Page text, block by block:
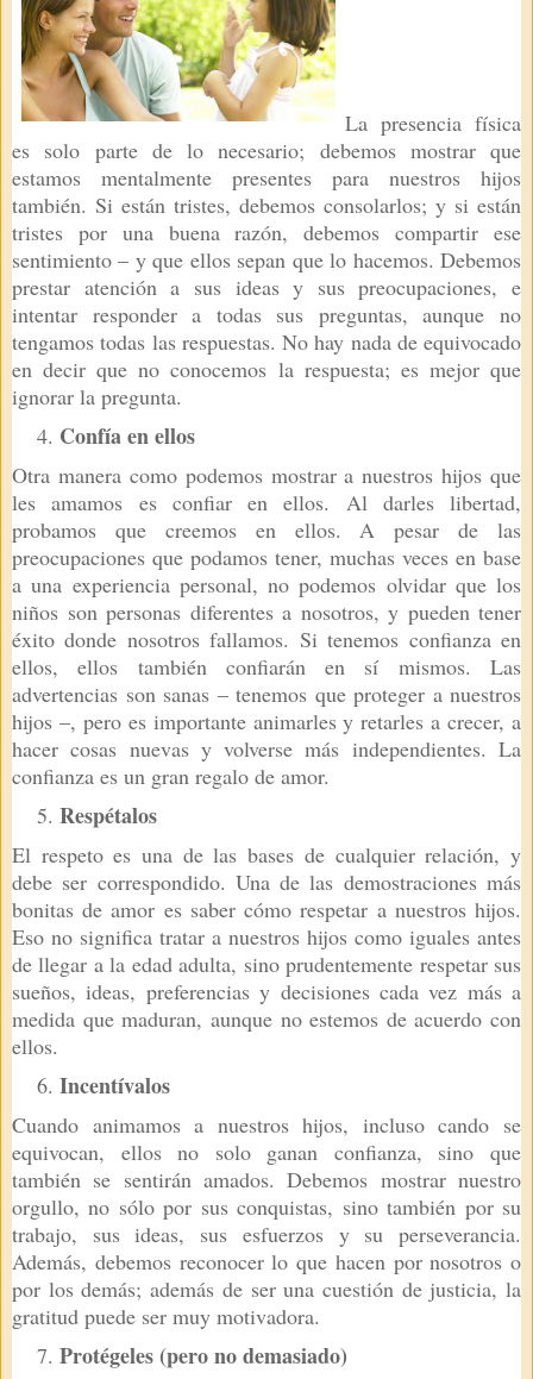
La presencia física
es solo parte de lo necesario; debemos mostrar que
estamos mentalmente presentes para nuestros hijos
también. Si están tristes, debemos consolarlos; y si están
tristes por una buena razón, debemos compartir ese
sentimiento – y que ellos sepan que lo hacemos. Debemos
prestar atención a sus ideas y sus preocupaciones, e
intentar responder a todas sus preguntas, aunque no
tengamos todas las respuestas. No hay nada de equivocado
en decir que no conocemos la respuesta; es mejor que
ignorar la pregunta.
Confía en ellos
Otra manera como podemos mostrar a nuestros hijos que
les amamos es confiar en ellos. Al darles libertad,
probamos que creemos en ellos. A pesar de las
preocupaciones que podamos tener, muchas veces en base
a una experiencia personal, no podemos olvidar que los
niños son personas diferentes a nosotros, y pueden tener
éxito donde nosotros fallamos. Si tenemos confianza en
ellos, ellos también confiarán en sí mismos. Las
advertencias son sanas – tenemos que proteger a nuestros
hijos –, pero es importante animarles y retarles a crecer, a
hacer cosas nuevas y volverse más independientes. La
confianza es un gran regalo de amor.
Respétalos
El respeto es una de las bases de cualquier relación, y
debe ser correspondido. Una de las demostraciones más
bonitas de amor es saber cómo respetar a nuestros hijos.
Eso no significa tratar a nuestros hijos como iguales antes
de llegar a la edad adulta, sino prudentemente respetar sus
sueños, ideas, preferencias y decisiones cada vez más a
medida que maduran, aunque no estemos de acuerdo con
ellos.
Incentívalos
Cuando animamos a nuestros hijos, incluso cando se
equivocan, ellos no solo ganan confianza, sino que
también se sentirán amados. Debemos mostrar nuestro
orgullo, no sólo por sus conquistas, sino también por su
trabajo, sus ideas, sus esfuerzos y su perseverancia.
Además, debemos reconocer lo que hacen por nosotros o
por los demás; además de ser una cuestión de justicia, la
gratitud puede ser muy motivadora.
Protégeles (pero no demasiado)